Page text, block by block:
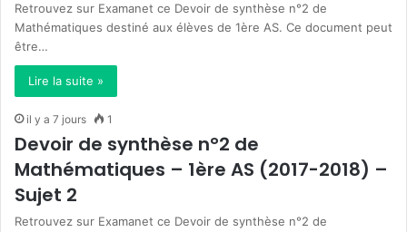
Retrouvez sur Examanet ce Devoir de synthèse n°2 de
Mathématiques destiné aux élèves de 1ère AS. Ce document peut
être…
Lire la suite »
il y a 7 jours 1
Devoir de synthèse n°2 de
Mathématiques – 1ère AS (2017-2018) –
Sujet 2
Retrouvez sur Examanet ce Devoir de synthèse n°2 de